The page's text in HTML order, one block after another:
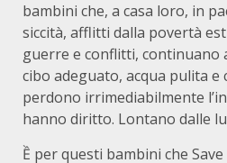
bambini che, a casa loro, in
siccità, afflitti dalla povertà
guerre e conflitti, continuano
cibo adeguato, acqua pulita e
perdono irrimediabilmente
hanno diritto. Lontano dalle
Ề per questi bambini che